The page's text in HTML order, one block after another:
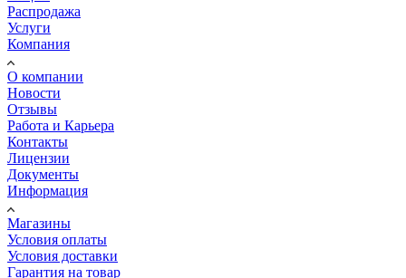
Распродажа
Услуги
Компания
О компании
Новости
Отзывы
Работа и Карьера
Контакты
Лицензии
Документы
Информация
Магазины
Условия оплаты
Условия доставки
Гарантия на товар